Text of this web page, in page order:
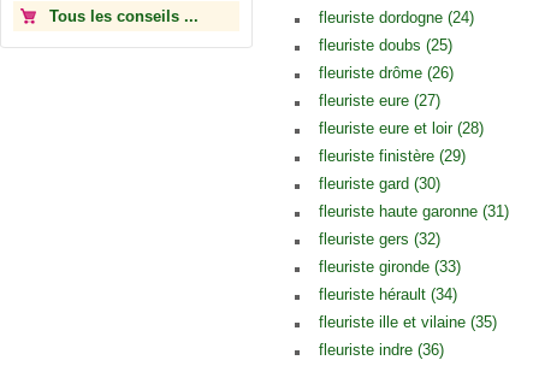
Tous les conseils ...
fleuriste dordogne (24)
fleuriste doubs (25)
fleuriste drôme (26)
fleuriste eure (27)
fleuriste eure et loir (28)
fleuriste finistère (29)
fleuriste gard (30)
fleuriste haute garonne (31)
fleuriste gers (32)
fleuriste gironde (33)
fleuriste hérault (34)
fleuriste ille et vilaine (35)
fleuriste indre (36)